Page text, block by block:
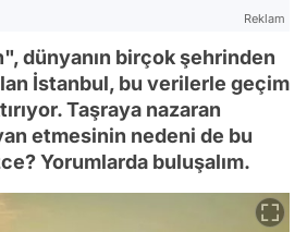
Reklam
dünyanın birçok şehrinden
İstanbul, bu verilerle geçim
Taşraya nazaran
etmesinin nedeni de bu
Yorumlarda buluşalım.